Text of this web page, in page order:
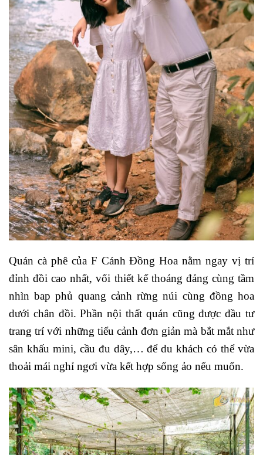
Quán cà phê của F Cánh Đồng Hoa nằm ngay vị trí
đỉnh đồi cao nhất, vối thiết kế thoáng đảng cùng tầm
nhìn bap phủ quang cảnh rừng núi cùng đồng hoa
dưới chân đồi. Phần nội thất quán cũng được đầu tư
trang trí với những tiểu cảnh đơn giản mà bắt mắt như
sân khấu mini, cầu đu dây,… để du khách có thể vừa
thoải mái nghỉ ngơi vừa kết hợp sống ảo nếu muốn.